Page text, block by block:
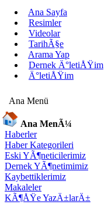
Ana Sayfa
Resimler
Videolar
TarihÃ§e
Arama Yap
Dernek Ä°letiÅŸim
Ä°letiÅŸim
Ana Menü
Ana MenÃ¼
Haberler
Haber Kategorileri
Eski YÃ¶neticilerimiz
Dernek YÃ¶netimimiz
Kaybettiklerimiz
Makaleler
KÃ¶ÅŸe YazÄ±larÄ±